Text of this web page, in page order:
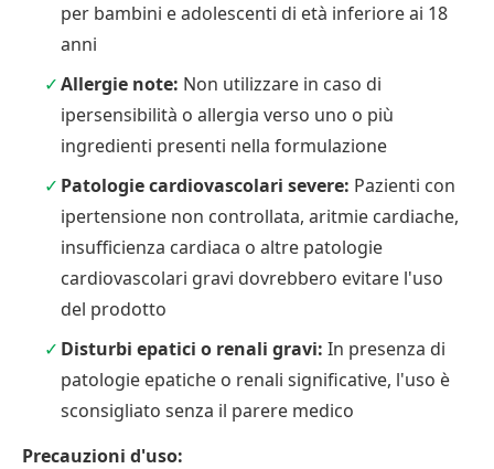
per bambini e adolescenti di età inferiore ai 18
anni
Allergie note: Non utilizzare in caso di
ipersensibilità o allergia verso uno o più
ingredienti presenti nella formulazione
Patologie cardiovascolari severe: Pazienti con
ipertensione non controllata, aritmie cardiache,
insufficienza cardiaca o altre patologie
cardiovascolari gravi dovrebbero evitare l'uso
del prodotto
Disturbi epatici o renali gravi: In presenza di
patologie epatiche o renali significative, l'uso è
sconsigliato senza il parere medico
Precauzioni d'uso: